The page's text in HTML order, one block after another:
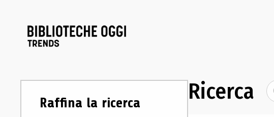
Raffina la ricerca Ricerca